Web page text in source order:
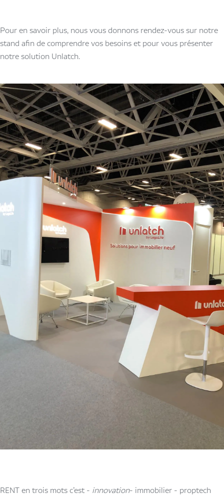
Pour en savoir plus, nous vous donnons rendez-vous sur notre
stand afin de comprendre vos besoins et pour vous présenter
notre solution Unlatch.
RENT en trois mots c’est - innovation- immobilier - proptech